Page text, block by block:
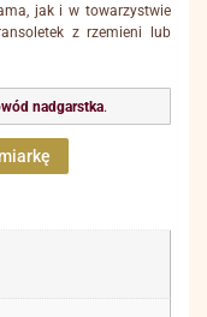
jak i w towarzystwie
z rzemieni lub
nadgarstka.